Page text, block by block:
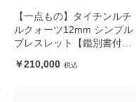
【一点もの】タイチンルチ
ルクォーツ12mm シンプル
ブレスレット【鑑別書付
210,000